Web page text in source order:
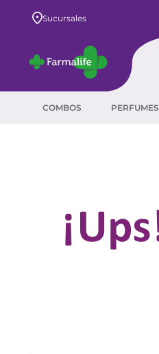
Sucursales
COMBOS PERFUMES